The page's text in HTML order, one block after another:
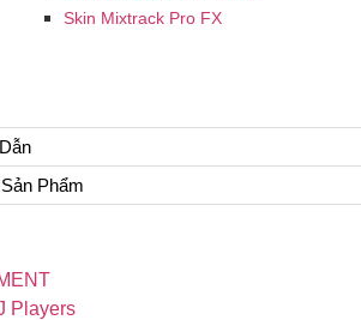
Skin Mixtrack Pro FX
Phẩm
Players